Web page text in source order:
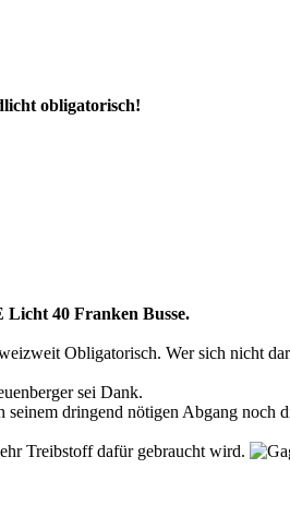
obligatorisch!
Licht 40 Franken Busse.
Obligatorisch. Wer sich nicht
sei Dank.
dringend nötigen Abgang noch
Treibstoff dafür gebraucht wird.